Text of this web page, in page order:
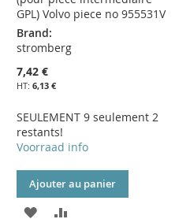
GPL) Volvo piece no 955531V
Brand:
stromberg
7,42 €
6,13 €
SEULEMENT 9 seulement 2
restants!
Voorraad info
Ajouter au panier
AJOUTER